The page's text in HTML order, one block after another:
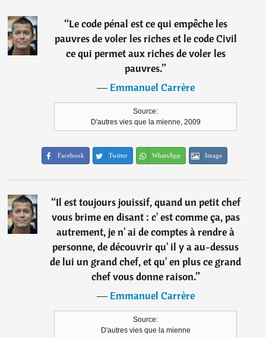
“Le code pénal est ce qui empêche les
pauvres de voler les riches et le code Civil
ce qui permet aux riches de voler les
pauvres.”
―Emmanuel Carrère
Source:
D'autres vies que la mienne, 2009
Facebook Twitter WhatsApp Image
“Il est toujours jouissif, quand un petit chef
vous brime en disant : c' est comme ça, pas
autrement, je n' ai de comptes à rendre à
personne, de découvrir qu' il y a au-dessus
de lui un grand chef, et qu' en plus ce grand
chef vous donne raison.”
―Emmanuel Carrère
Source:
D'autres vies que la mienne